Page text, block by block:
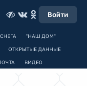
Войти
"НАШ ДОМ"
ОТКРЫТЫЕ ДАННЫЕ
ВИДЕО